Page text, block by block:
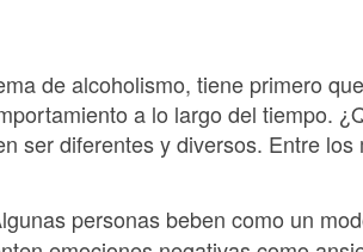
de alcoholismo, tiene primero
a lo largo del tiempo.
ser diferentes y diversos. Entre
personas beben como un